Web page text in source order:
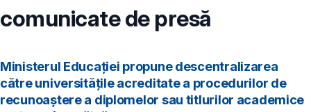
comunicate de presă
Ministerul Educației propune descentralizarea
către universitățile acreditate a procedurilor de
recunoaștere a diplomelor sau titlurilor academice